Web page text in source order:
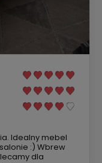
Idealny mebel
:) Wbrew
dla